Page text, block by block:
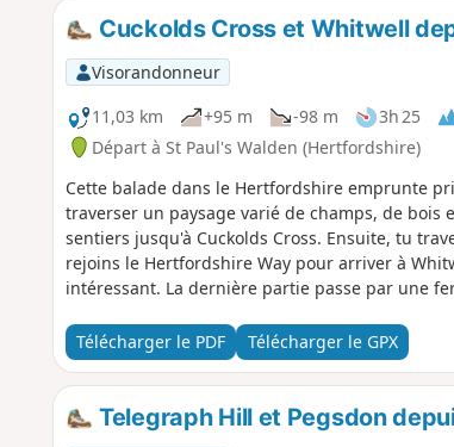
Cuckolds Cross et Whitwell
Visorandonneur
11,03 km
+95 m -98 m 3h 25
Départ à St Paul's Walden (Hertfordshire)
Cette balade dans le Hertfordshire emprunte
traverser un paysage varié de champs, de bois
sentiers jusqu'à Cuckolds Cross. Ensuite, tu
rejoins le Hertfordshire Way pour arriver à
intéressant. La dernière partie passe par une
Télécharger le PDF
Télécharger le GPX
Telegraph Hill et Pegsdon